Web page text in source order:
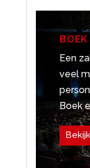
BOEK
Een
veel
Boek